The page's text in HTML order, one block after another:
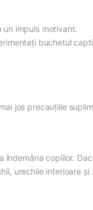
un impuls motivant.
buchetul
jos precauțiile
îndemâna copiilor.
urechile interioare și